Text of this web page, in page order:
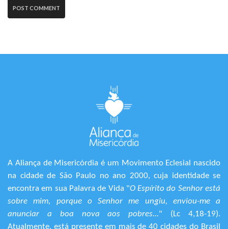
A Aliança de Misericórdia é um Movimento Eclesial nascido
na cidade de São Paulo no ano 2000, cuja identidade se
encontra em sua Palavra de Vida "O Espírito do Senhor está
sobre mim, porque o Senhor me ungiu, enviou-me a
anunciar a boa nova aos pobres..." (Lc 4,18-19).
Atualmente, está presente em mais de 40 cidades do Brasil